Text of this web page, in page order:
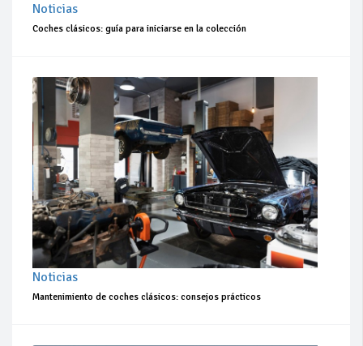
Noticias
Coches clásicos: guía para iniciarse en la colección
Noticias
Mantenimiento de coches clásicos: consejos prácticos